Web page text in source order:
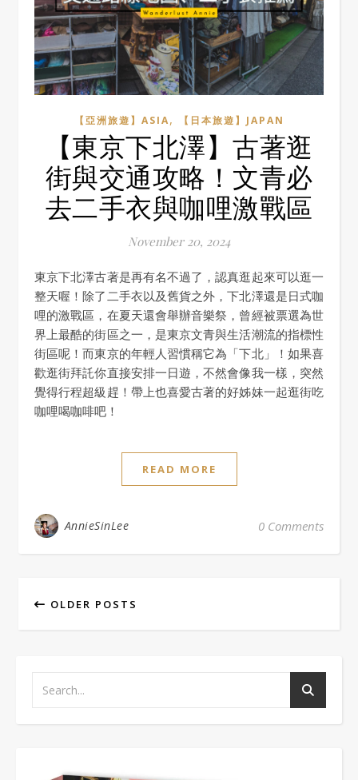
【亞洲旅遊】ASIA, 【日本旅遊】JAPAN
【東京下北澤】古著逛
街與交通攻略！文青必
去二手衣與咖哩激戰區
November 20, 2024
東京下北澤古著是再有名不過了，認真逛起來可以逛一
整天喔！除了二手衣以及舊貨之外，下北澤還是日式咖
哩的激戰區，在夏天還會舉辦音樂祭，曾經被票選為世
界上最酷的街區之一，是東京文青與生活潮流的指標性
街區呢！而東京的年輕人習慣稱它為「下北」！如果喜
歡逛街拜託你直接安排一日遊，不然會像我一樣，突然
覺得行程超級趕！帶上也喜愛古著的好姊妹一起逛街吃
咖哩喝咖啡吧！
READ MORE
AnnieSinLee 0 Comments
OLDER POSTS